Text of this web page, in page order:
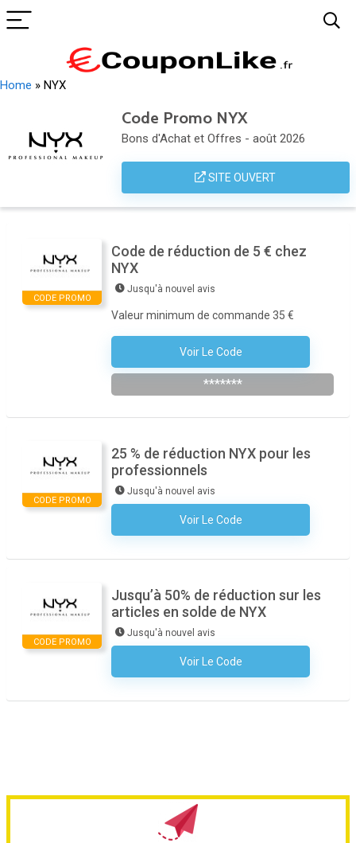
Home » NYX
Code Promo NYX
Bons d'Achat et Offres - août 2026
SITE OUVERT
CODE PROMO
Code de réduction de 5 € chez
NYX
Jusqu'à nouvel avis
Valeur minimum de commande 35 €
Voir Le Code
Abonnez-Vous À La Newsletter
*******
CODE PROMO
25 % de réduction NYX pour les
professionnels
Jusqu'à nouvel avis
Voir Le Code
Aucun Code N'est Nécessaire
CODE PROMO
Jusqu’à 50% de réduction sur les
articles en solde de NYX
Jusqu'à nouvel avis
Voir Le Code
Aucun Code N'est Nécessaire